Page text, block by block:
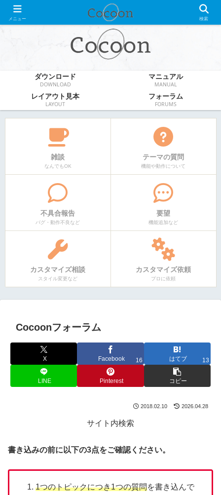
WordPress無料テーマ
ダウンロード
DOWNLOAD
マニュアル
MANUAL
レイアウト見本
LAYOUT
フォーラム
FORUMS
雑談
なんでもOK
テーマの質問
機能や動作について
不具合報告
バグ・動作不良など
要望
機能追加など
カスタマイズ相談
スタイル変更など
カスタマイズ依頼
プロに依頼
Cocoonフォーラム
X Facebook 16 はてブ 13
LINE Pinterest コピー
2018.02.10 2026.04.28
サイト内検索
書き込みの前に以下の3点をご確認ください。
1つのトピックにつき1つの質問を書き込んで
メニュー 検索